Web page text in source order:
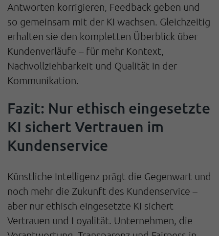
Antworten korrigieren, Feedback geben und
so gemeinsam mit der KI wachsen. Gleichzeitig
erhalten sie den kompletten Überblick über
Kundenverläufe – für mehr Kontext,
Nachvollziehbarkeit und Qualität in der
Kommunikation.
Fazit: Nur ethisch eingesetzte
KI sichert Vertrauen im
Kundenservice
Künstliche Intelligenz prägt die Gegenwart und
noch mehr die Zukunft des Kundenservice –
aber nur ethisch eingesetzte KI sichert
Vertrauen und Loyalität. Unternehmen, die